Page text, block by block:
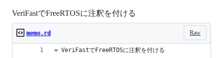
q/
VeriFastでFreeRTOSに注釈を付ける
Raw
memo.rd
= VeriFastでFreeRTOSに注釈を付ける